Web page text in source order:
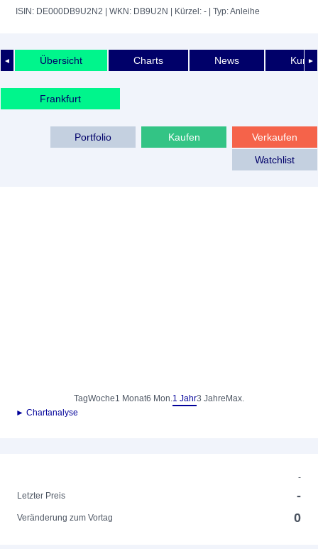
ISIN: DE000DB9U2N2 | WKN: DB9U2N | Kürzel: - | Typ: Anleihe
◄ ►
Übersicht Charts News
Frankfurt
Verkaufen
Kaufen
Portfolio
Watchlist
TagWoche1 Monat6 Mon.1 Jahr3 Jahre Max.
► Chartanalyse
-
Letzter Preis
-
Veränderung zum Vortag 0